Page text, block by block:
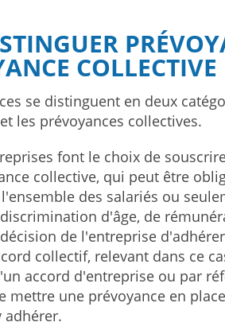
COLLECTIVE
se distinguent en deux
les prévoyances collectives.
font le choix de
collective, qui peut être
des salariés ou
d'âge, de
de l'entreprise
collectif, relevant dans ce
accord d'entreprise ou par
mettre une prévoyance en
adhérer.